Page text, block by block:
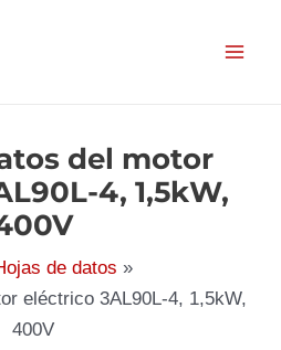
del motor
4, 1,5kW,
de datos
eléctrico 3AL90L-4, 1,5kW,
400V